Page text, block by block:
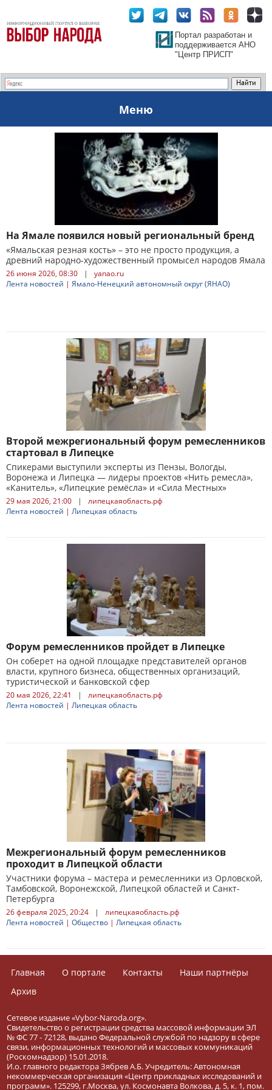
Портал разработан и
поддерживается АНО
"Центр ПРИСП"
Меню
На Ямале появился новый региональный бренд
«Ямальская резная кость» – это не просто продукция, а
древний народно-художественный промысел народов Ямала
26 июня 2026, 08:30 |
yanao.ru
Лента новостей | Ямало-Ненецкий автономный округ (ЯНАО)
Второй межрегиональный форум ремесленников
стартовал в Липецке
Спикерами выступили эксперты из Пензы, Вологды,
Воронежа и Липецка — лидеры проектов «Нить ремесла»,
«Канитель», «Липецкие ремёсла» и «Сила Местных»
29 мая 2026, 21:00 |
липецкаяобласть.рф
Лента новостей | Липецкая область
Форум ремесленников пройдет в Липецке
Он соберет на одной площадке представителей органов
власти, крупного бизнеса, общественных организаций,
туристической и банковской сфер
20 мая 2026, 22:41 |
липецкаяобласть.рф
Лента новостей | Липецкая область
Межрегиональный форум ремесленников
проходит в Липецкой области
Участники форума – мастера и ремесленники из Орловской,
Тамбовской, Воронежской, Липецкой областей и Санкт-
Петербурга
26 февраля 2025, 20:24 |
липецкаяобласть.рф
Лента новостей | Общество | Липецкая область
Главная О портале Контакты
Наши партнёры
Архив
Сетевое издание «Vybor-Naroda.org».
Свидетельство о регистрации средства массовой информации ЭЛ
№ ФС 77 - 72128, выдано Федеральной службой по надзору в сфере
связи, информационных технологий и массовых коммуникаций
(Роскомнадзор) 15.01.2018.
И.о. главного редактора Зябрев А.Б. Учредитель: Автономная
некоммерческая организация «Центр прикладных исследований и
программ». 125299, г.Москва, ул. Космонавта Волкова, д. 5, к. 1, пом.